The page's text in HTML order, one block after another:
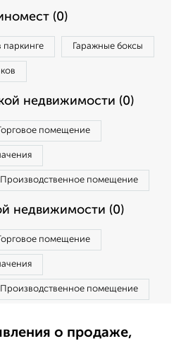
(0)
Гаражные боксы
недвижимости (0)
помещение
Производственное помещение
недвижимости (0)
помещение
Производственное помещение
о продаже,